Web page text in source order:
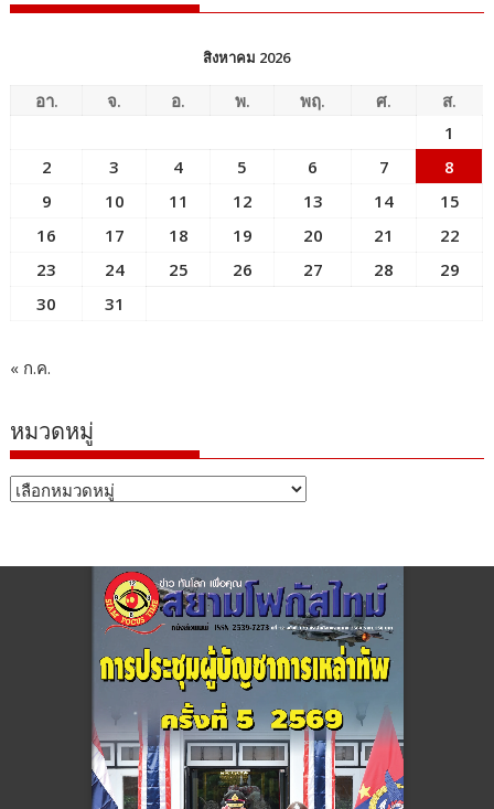
สิงหาคม 2026
อา. จ. อ. พ. พฤ. ศ.
ส.
1
2
3 4 5 6 7
8
9
10 11 12 13 14
15
16
17 18 19 20 21
22
23
24 25 26 27 28
29
30
31
« ก.ค.
หมวดหมู่
หมวด